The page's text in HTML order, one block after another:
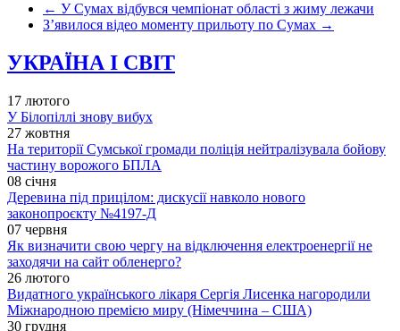
← У Сумах відбувся чемпіонат області з жиму лежачи
З’явилося відео моменту прильоту по Сумах →
УКРАЇНА І СВІТ
17 лютого
У Білопіллі знову вибух
27 жовтня
На території Сумської громади поліція нейтралізувала бойову
частину ворожого БПЛА
08 січня
Деревина під прицілом: дискусії навколо нового
законопроєкту №4197-Д
07 червня
Як визначити свою чергу на відключення електроенергії не
заходячи на сайт обленерго?
26 лютого
Видатного українського лікаря Сергія Лисенка нагородили
Міжнародною премією миру (Німеччина – США)
30 грудня